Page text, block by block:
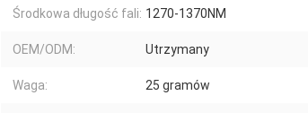
Środkowa długość fali: 1270-1370NM
OEM/ODM: Utrzymany
Waga: 25 gramów